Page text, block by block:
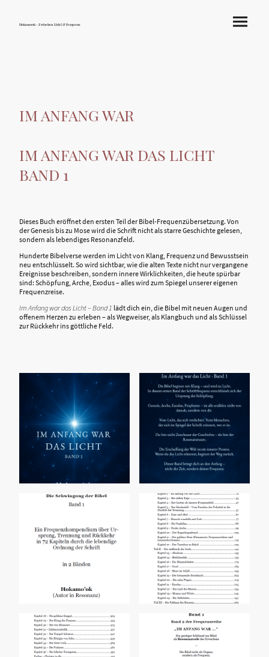
Hokamook - Zwischen Licht & Frequenz
IM ANFANG WAR
IM ANFANG WAR DAS LICHT
BAND 1
Dieses Buch eröffnet den ersten Teil der Bibel-Frequenzübersetzung. Von
der Genesis bis zu Mose wird die Schrift nicht als starre Geschichte gelesen,
sondern als lebendiges Resonanzfeld.
Hunderte Bibelverse werden im Licht von Klang, Frequenz und Bewusstsein
neu entschlüsselt. So wird sichtbar, wie die alten Texte nicht nur vergangene
Ereignisse beschreiben, sondern innere Wirklichkeiten, die heute spürbar
sind: Schöpfung, Arche, Exodus – alles wird zum Spiegel unserer eigenen
Frequenzreise.
Im Anfang war das Licht – Band 1 lädt dich ein, die Bibel mit neuen Augen und
offenem Herzen zu erleben – als Wegweiser, als Klangbuch und als Schlüssel
zur Rückkehr ins göttliche Feld.